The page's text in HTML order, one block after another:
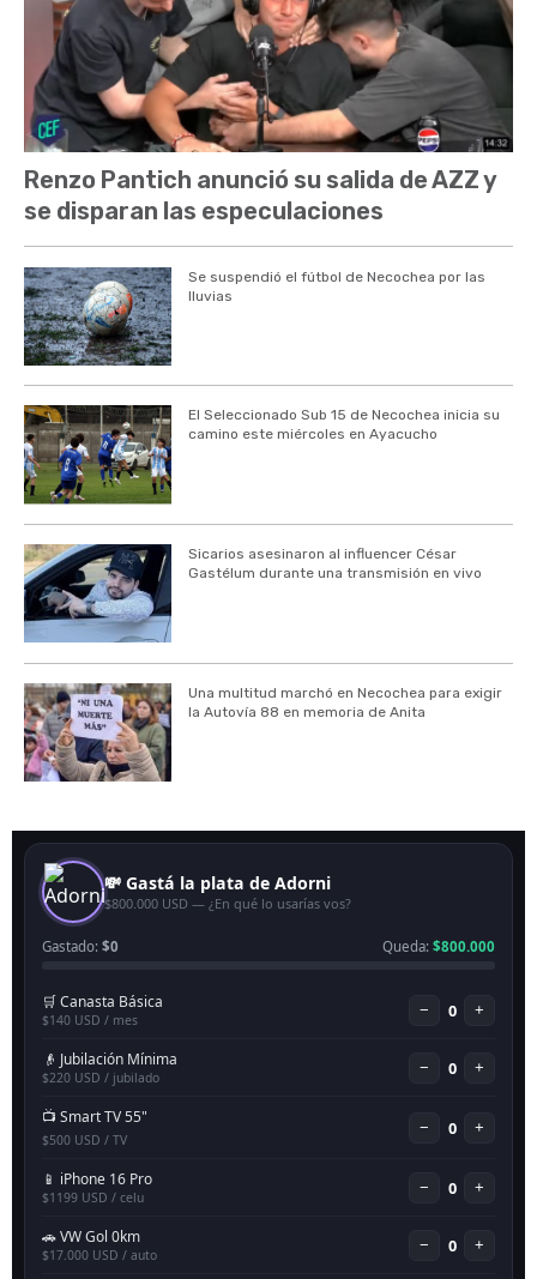
Renzo Pantich anunció su salida de AZZ y
se disparan las especulaciones
Se suspendió el fútbol de Necochea por las
lluvias
El Seleccionado Sub 15 de Necochea inicia su
camino este miércoles en Ayacucho
Sicarios asesinaron al influencer César
Gastélum durante una transmisión en vivo
Una multitud marchó en Necochea para exigir
la Autovía 88 en memoria de Anita